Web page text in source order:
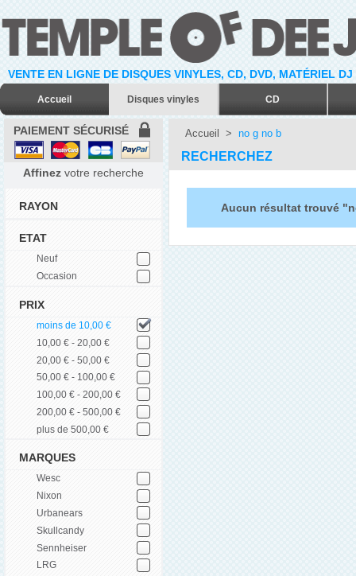
VENTE EN LIGNE DE DISQUES VINYLES, CD, DVD, MATÉRIEL
Accueil Disques vinyles CD
PAIEMENT SÉCURISÉ
Affinez votre recherche
RAYON
ETAT
Neuf
Occasion
PRIX
moins de 10,00 €
10,00 € - 20,00 €
20,00 € - 50,00 €
50,00 € - 100,00 €
100,00 € - 200,00 €
200,00 € - 500,00 €
plus de 500,00 €
MARQUES
Wesc
Nixon
Urbanears
Skullcandy
Sennheiser
LRG
Accueil > no g no b
RECHERCHEZ
Aucun résultat trouvé